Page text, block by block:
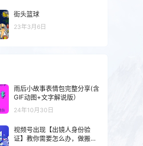
街头篮球
23年3月6日
雨后小故事表情包完整分享(含
GIF动图+文字解说版）
24年10月30日
视频号出现【出镜人身份验
证】教你需要怎么办，做搬运